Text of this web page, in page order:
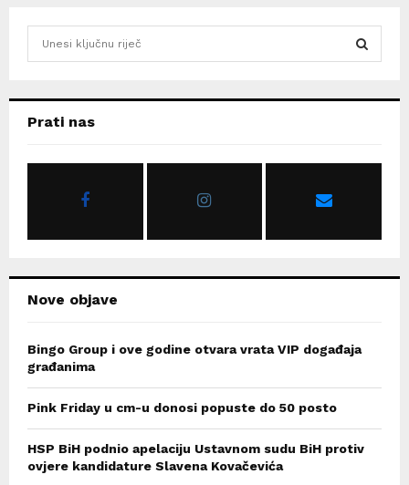
hPrati nas
Nove objave
Bingo Group i ove godine otvara vrata VIP događaja
građanima
Pink Friday u cm-u donosi popuste do 50 posto
HSP BiH podnio apelaciju Ustavnom sudu BiH protiv
ovjere kandidature Slavena Kovačevića